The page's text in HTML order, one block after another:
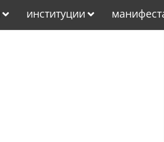
институции